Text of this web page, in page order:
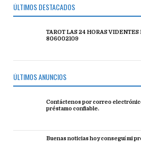
ÚLTIMOS DESTACADOS
TAROT LAS 24 HORAS
806002109
ÚLTIMOS ANUNCIOS
Contáctenos por correo
préstamo confiable.
Buenas noticias hoy conseguí mi